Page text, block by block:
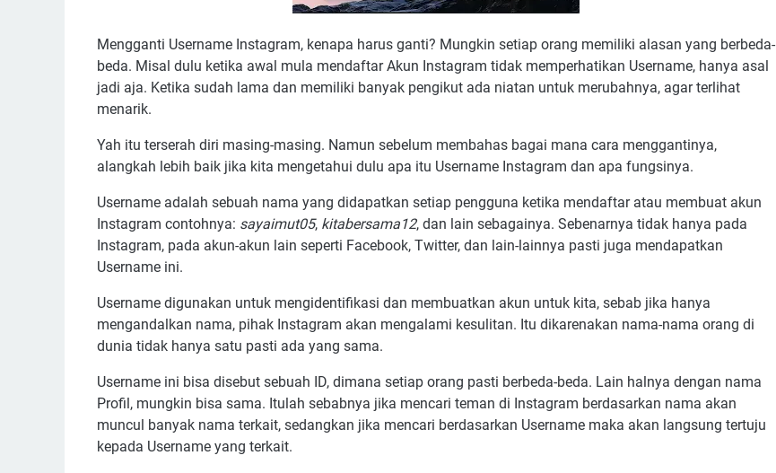
Mengganti Username Instagram, kenapa harus ganti? Mungkin setiap orang memiliki alasan yang berbeda-
beda. Misal dulu ketika awal mula mendaftar Akun Instagram tidak memperhatikan Username, hanya asal
jadi aja. Ketika sudah lama dan memiliki banyak pengikut ada niatan untuk merubahnya, agar terlihat
menarik.
Yah itu terserah diri masing-masing. Namun sebelum membahas bagai mana cara menggantinya,
alangkah lebih baik jika kita mengetahui dulu apa itu Username Instagram dan apa fungsinya.
Username adalah sebuah nama yang didapatkan setiap pengguna ketika mendaftar atau membuat akun
Instagram contohnya: sayaimut05, kitabersama12, dan lain sebagainya. Sebenarnya tidak hanya pada
Instagram, pada akun-akun lain seperti Facebook, Twitter, dan lain-lainnya pasti juga mendapatkan
Username ini.
Username digunakan untuk mengidentifikasi dan membuatkan akun untuk kita, sebab jika hanya
mengandalkan nama, pihak Instagram akan mengalami kesulitan. Itu dikarenakan nama-nama orang di
dunia tidak hanya satu pasti ada yang sama.
Username ini bisa disebut sebuah ID, dimana setiap orang pasti berbeda-beda. Lain halnya dengan nama
Profil, mungkin bisa sama. Itulah sebabnya jika mencari teman di Instagram berdasarkan nama akan
muncul banyak nama terkait, sedangkan jika mencari berdasarkan Username maka akan langsung tertuju
kepada Username yang terkait.